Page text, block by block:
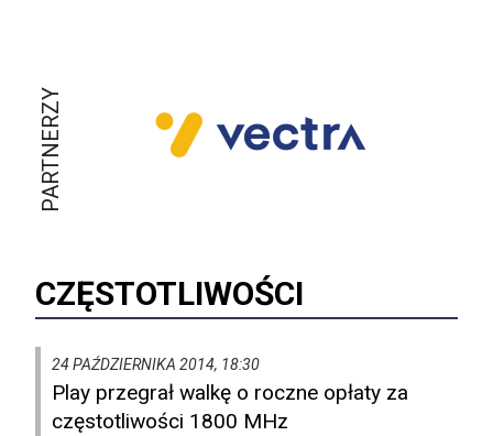
PARTNERZY
CZĘSTOTLIWOŚCI
24 PAŹDZIERNIKA 2014, 18:30
Play przegrał walkę o roczne opłaty za
częstotliwości 1800 MHz